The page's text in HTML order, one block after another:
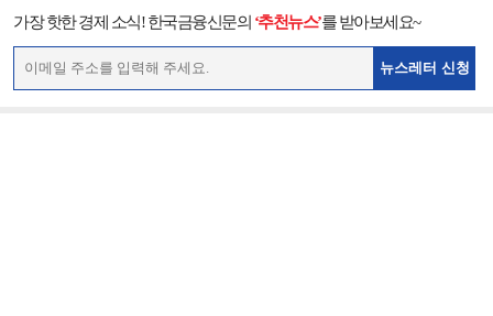
가장 핫한 경제 소식! 한국금융신문의 ‘추천뉴스’를 받아보세요~
뉴스레터 신청